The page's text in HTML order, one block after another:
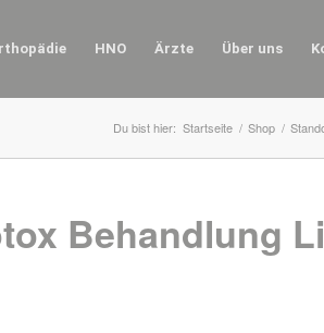
HNO Ärzte Über uns
Du bist hier: Startseite / Shop /
Behandlung